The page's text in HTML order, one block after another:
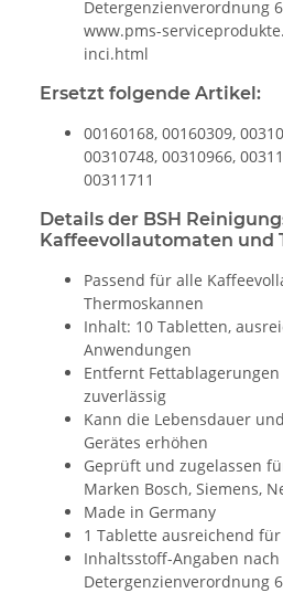
Detergenzienverordnung
www.pms-
inci.html
Ersetzt folgende Artikel:
00160168, 00160309,
00310748, 00310966,
00311711
Details der BSH
Kaffeevollautomaten und
Passend für alle
Thermoskannen
Inhalt: 10 Tabletten,
Anwendungen
Entfernt
zuverlässig
Kann die Lebensdauer
Gerätes erhöhen
Geprüft und zugelassen
Marken Bosch, Siemens,
Made in Germany
1 Tablette ausreichend
Inhaltsstoff-Angaben nach
Detergenzienverordnung